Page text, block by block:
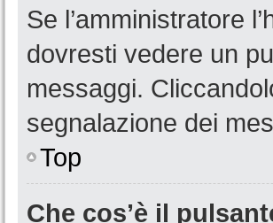
Se l’amministratore
dovresti vedere un
messaggi.
segnalazione dei
Top
Che cos’è il